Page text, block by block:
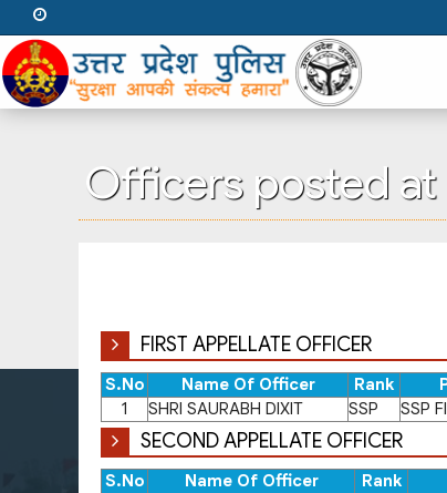
Officers posted at
FIRST APPELLATE OFFICER
S.No Name Of Officer Rank
1
SHRI SAURABH DIXIT SSP SSP
SECOND APPELLATE OFFICER
S.No Name Of Officer Rank